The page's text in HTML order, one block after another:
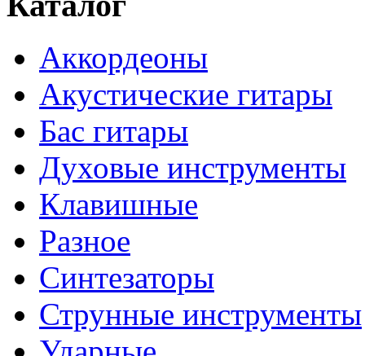
Аккордеоны
Акустические гитары
Бас гитары
Духовые инструменты
Клавишные
Разное
Синтезаторы
Струнные инструменты